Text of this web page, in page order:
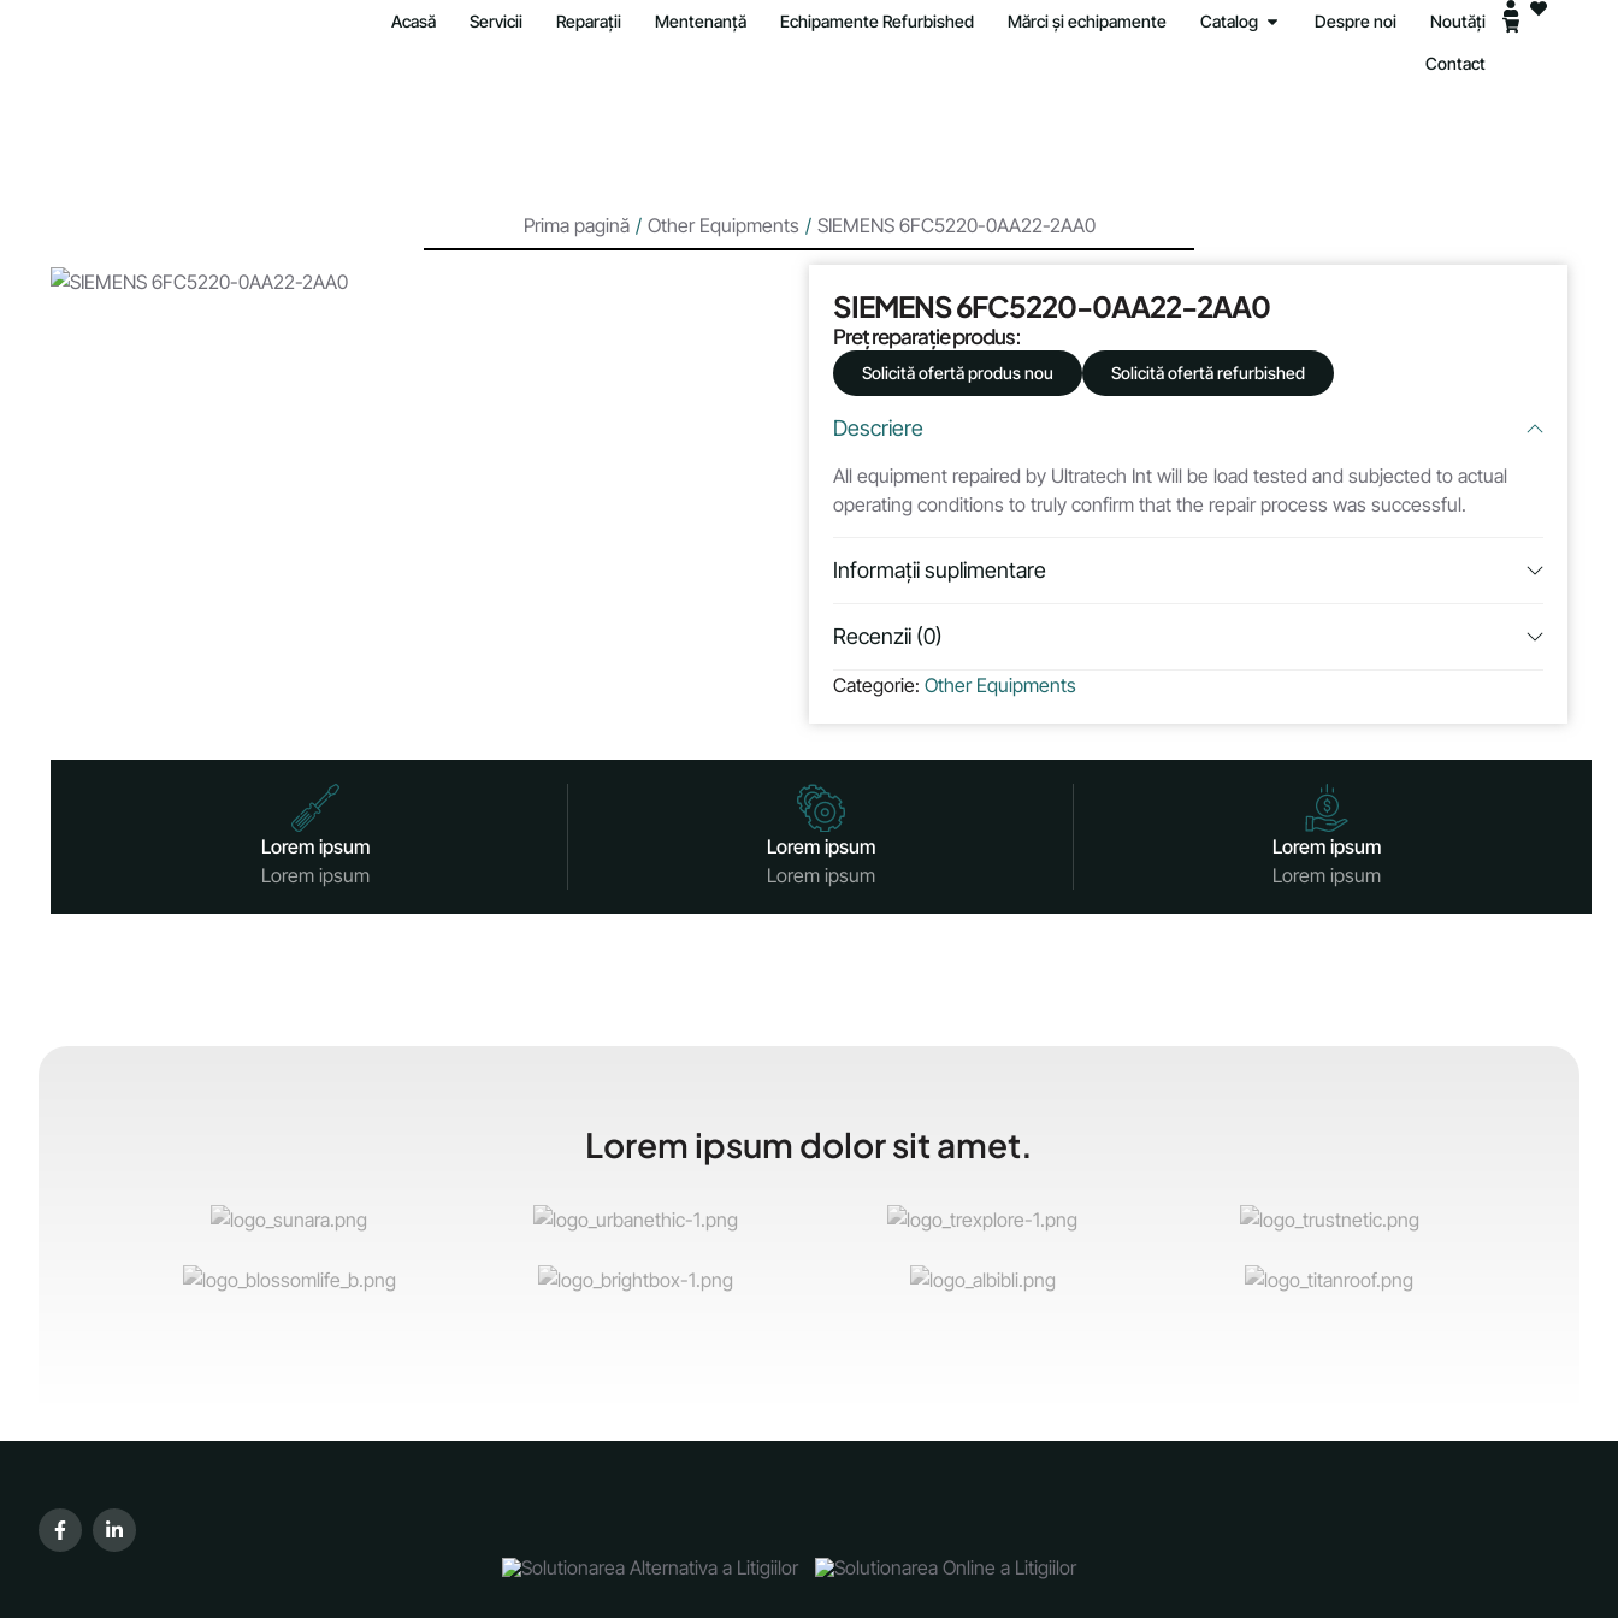
Acasă Servicii Reparații Mentenanță Echipamente Refurbished Mărci și echipamente Catalog Despre noi Noutăți
Contact
Prima pagină / Other Equipments / SIEMENS 6FC5220-0AA22-2AA0
SIEMENS 6FC5220-0AA22-2AA0
Preț reparație produs:
Solicită ofertă produs nou Solicită ofertă refurbished
Descriere
All equipment repaired by Ultratech Int will be load tested and subjected to actual
operating conditions to truly confirm that the repair process was successful.
Informații suplimentare
Recenzii (0)
Categorie: Other Equipments
Lorem ipsum
Lorem ipsum
Lorem ipsum
Lorem ipsum
Lorem ipsum
Lorem ipsum
Lorem ipsum dolor sit amet.